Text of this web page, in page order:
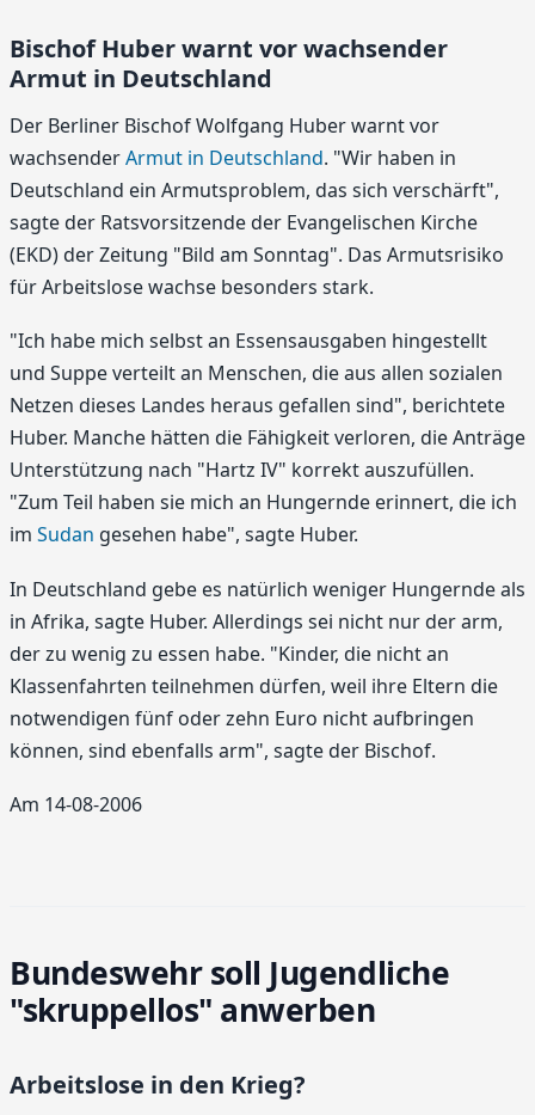
Bischof Huber warnt vor wachsender
Armut in Deutschland
Der Berliner Bischof Wolfgang Huber warnt vor
wachsenderArmut in Deutschland. "Wir haben in
Deutschland ein Armutsproblem, das sich verschärft",
sagte der Ratsvorsitzende der Evangelischen Kirche
(EKD) der Zeitung "Bild am Sonntag". Das Armutsrisiko
für Arbeitslose wachse besonders stark.
"Ich habe mich selbst an Essensausgaben hingestellt
und Suppe verteilt an Menschen, die aus allen sozialen
Netzen dieses Landes heraus gefallen sind", berichtete
Huber. Manche hätten die Fähigkeit verloren, die Anträge
Unterstützung nach "Hartz IV" korrekt auszufüllen.
"Zum Teil haben sie mich an Hungernde erinnert, die ich
im Sudan gesehen habe", sagte Huber.
In Deutschland gebe es natürlich weniger Hungernde als
in Afrika, sagte Huber. Allerdings sei nicht nur der arm,
der zu wenig zu essen habe. "Kinder, die nicht an
Klassenfahrten teilnehmen dürfen, weil ihre Eltern die
notwendigen fünf oder zehn Euro nicht aufbringen
können, sind ebenfalls arm", sagte der Bischof.
Am 14-08-2006
Bundeswehr soll Jugendliche
"skruppellos" anwerben
Arbeitslose in den Krieg?